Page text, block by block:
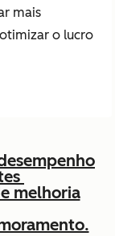
mais
o lucro
melhoria